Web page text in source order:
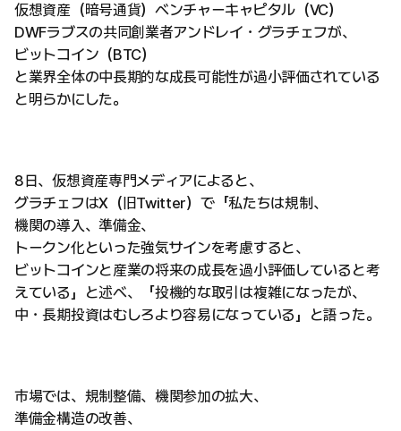
仮想資産（暗号通貨）ベンチャーキャピタル（VC）
DWFラブスの共同創業者アンドレイ・グラチェフが、
ビットコイン（BTC）
と業界全体の中長期的な成長可能性が過小評価されている
と明らかにした。
8日、仮想資産専門メディアによると、
グラチェフはX（旧Twitter）で「私たちは規制、
機関の導入、準備金、
トークン化といった強気サインを考慮すると、
ビットコインと産業の将来の成長を過小評価していると考
えている」と述べ、「投機的な取引は複雑になったが、
中・長期投資はむしろより容易になっている」と語った。
市場では、規制整備、機関参加の拡大、
準備金構造の改善、